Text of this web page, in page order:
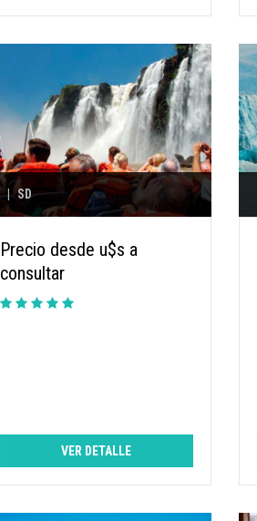
| SD
Precio desde u$s a
consultar
VER DETALLE